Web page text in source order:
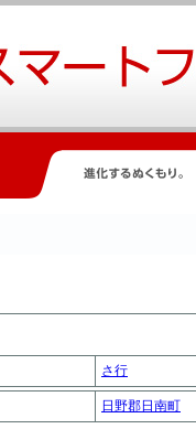
さ行
日野郡日南町